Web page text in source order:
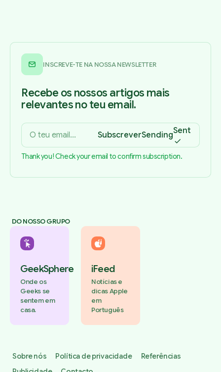
INSCREVE-TE NA NOSSA NEWSLETTER
Recebe os nossos artigos mais
relevantes no teu email.
SubscreverSendingSent
Thank you! Check your email to confirm subscription.
DO NOSSO GRUPO
GeekSphere
Onde os
Geeks se
sentem em
casa.
iFeed
Notícias e
dicas Apple
em
Português
Sobre nós Política de privacidade
Referências